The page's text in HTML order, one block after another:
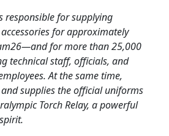
responsible for supplying
for approximately
for more than 25,000
technical staff, officials, and
At the same time,
supplies the official uniforms
Torch Relay, a powerful